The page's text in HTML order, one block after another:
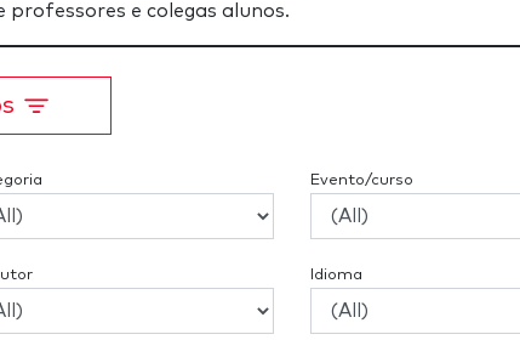
e colegas alunos.
Evento/curso
Idioma